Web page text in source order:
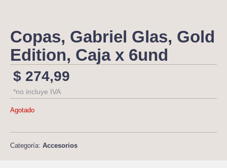
Copas, Gabriel Glas, Gold
Edition, Caja x 6und
$ 274,99
*no incluye IVA
Agotado
Categoría: Accesorios